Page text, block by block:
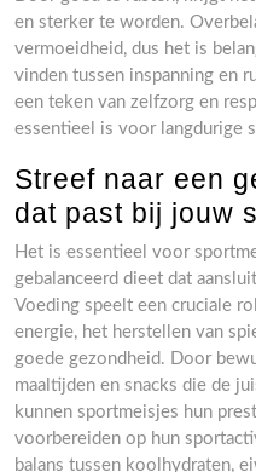
en sterker te worden.
vermoeidheid, dus het is
vinden tussen inspanning en
een teken van zelfzorg en
essentieel is voor langdurige
Streef naar een
dat past bij jouw
Het is essentieel voor
gebalanceerd dieet dat
Voeding speelt een cruciale
energie, het herstellen van
goede gezondheid. Door
maaltijden en snacks die de
kunnen sportmeisjes hun
voorbereiden op hun
balans tussen koolhydraten,